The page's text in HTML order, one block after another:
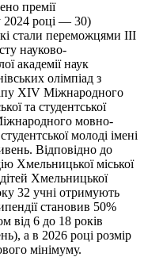
премії
2024 році — 30)
стали переможцями ІІІ
науково-
академії наук
олімпіад з
XIV Міжнародного
та студентської
мовно-
молоді імені
Відповідно до
Хмельницької міської
Хмельницької
32 учні отримують
становив 50%
від 6 до 18 років
а в 2026 році розмір
мінімуму.